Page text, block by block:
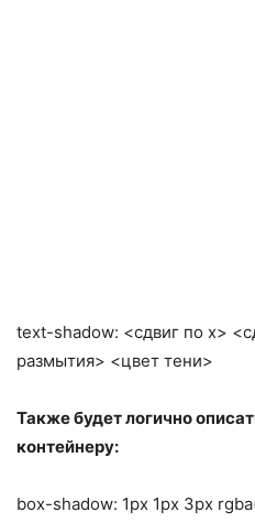
text-shadow: <сдвиг по x>
размытия> <цвет тени>
Также будет логично
контейнеру:
box-shadow: 1px 1px 3px